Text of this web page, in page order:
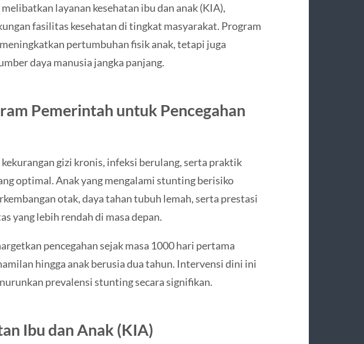
layanan kesehatan ibu dan anak (KIA),
fasilitas kesehatan di tingkat masyarakat. Program
pertumbuhan fisik anak, tetapi juga
daya manusia jangka panjang.
Pemerintah untuk Pencegahan
gizi kronis, infeksi berulang, serta praktik
optimal. Anak yang mengalami stunting berisiko
otak, daya tahan tubuh lemah, serta prestasi
yang lebih rendah di masa depan.
pencegahan sejak masa 1000 hari pertama
hingga anak berusia dua tahun. Intervensi dini ini
prevalensi stunting secara signifikan.
Ibu dan Anak (KIA)